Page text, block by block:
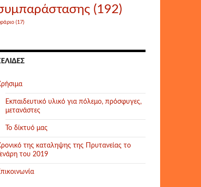
(192)
(17)
Εκπαιδευτικό υλικό για πόλεμο, πρόσφυγες,
μετανάστες
Το δίκτυό μας
της καταληψης της Πρυτανείας το
Γενάρη του 2019